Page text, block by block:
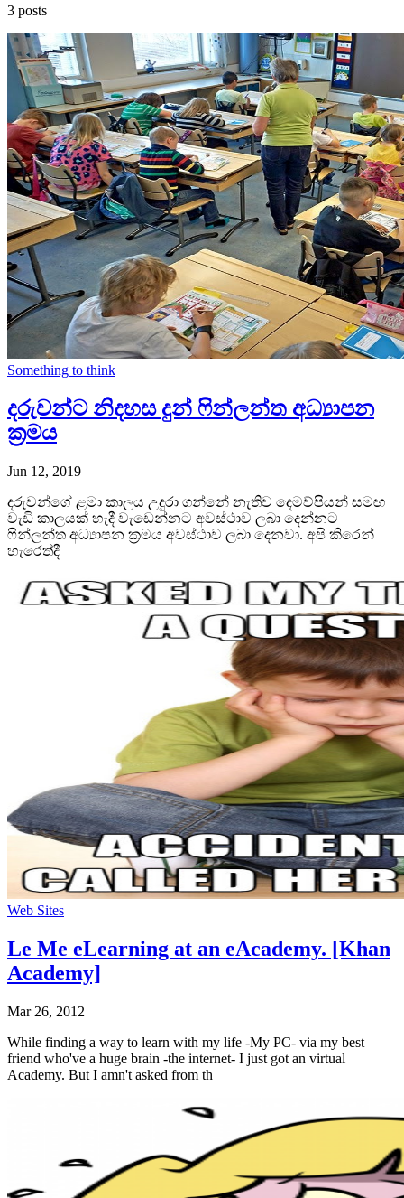
3 posts
Something to think
දරුවන්ට නිදහස දුන් ෆින්ලන්ත අධ්‍යාපන
ක්‍රමය
Jun 12, 2019
දරුවන්ගේ ළමා කාලය උදුරා ගන්නේ නැතිව දෙමව්පියන් සමඟ
වැඩි කාලයක් හැදී වැඩෙන්නට අවස්ථාව ලබා දෙන්නට
ෆින්ලන්ත අධ්‍යාපන ක්‍රමය අවස්ථාව ලබා දෙනවා. අපි කිරෙන්
හැරෙත්දී
Web Sites
Le Me eLearning at an eAcademy. [Khan
Academy]
Mar 26, 2012
While finding a way to learn with my life -My PC- via my best
friend who've a huge brain -the internet- I just got an virtual
Academy. But I amn't asked from th